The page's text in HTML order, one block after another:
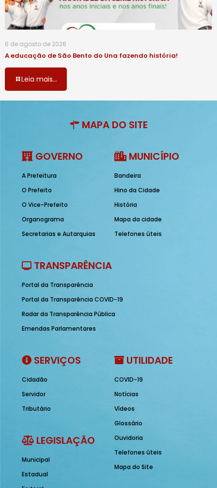
6 de agosto de 2026
A educação de São Bento do Una fazendo história!
Leia mais...
MAPA DO SITE
GOVERNO
A Prefeitura
O Prefeito
O Vice-Prefeito
Organograma
Secretarias e Autarquias
MUNICÍPIO
Bandeira
Hino da Cidade
História
Mapa da cidade
Telefones úteis
TRANSPARÊNCIA
Portal da Transparência
Portal da Transparência COVID-19
Radar da Transparência Pública
Emendas Parlamentares
SERVIÇOS
Cidadão
Servidor
Tributário
LEGISLAÇÃO
Municipal
Estadual
UTILIDADE
COVID-19
Notícias
Vídeos
Glossário
Ouvidoria
Telefones úteis
Mapa do Site